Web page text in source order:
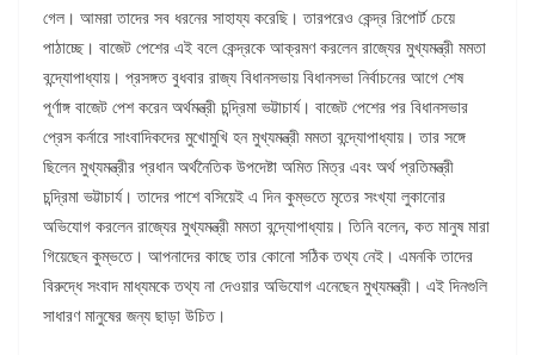
গেল। আমরা তাদের সব ধরনের সাহায্য করেছি। তারপরেও কেন্দ্র রিপোর্ট চেয়ে
পাঠাচ্ছে। বাজেট পেশের এই বলে কেন্দ্রকে আক্রমণ করলেন রাজ্যের মুখ্যমন্ত্রী মমতা
বন্দ্যোপাধ্যায়। প্রসঙ্গত বুধবার রাজ্য বিধানসভায় বিধানসভা নির্বাচনের আগে শেষ
পূর্ণাঙ্গ বাজেট পেশ করেন অর্থমন্ত্রী চন্দ্রিমা ভট্টাচার্য। বাজেট পেশের পর বিধানসভার
প্রেস কর্নারে সাংবাদিকদের মুখোমুখি হন মুখ্যমন্ত্রী মমতা বন্দ্যোপাধ্যায়। তার সঙ্গে
ছিলেন মুখ্যমন্ত্রীর প্রধান অর্থনৈতিক উপদেষ্টা অমিত মিত্র এবং অর্থ প্রতিমন্ত্রী
চন্দ্রিমা ভট্টাচার্য। তাদের পাশে বসিয়েই এ দিন কুম্ভতে মৃতের সংখ্যা লুকানোর
অভিযোগ করলেন রাজ্যের মুখ্যমন্ত্রী মমতা বন্দ্যোপাধ্যায়। তিনি বলেন, কত মানুষ মারা
গিয়েছেন কুম্ভতে। আপনাদের কাছে তার কোনো সঠিক তথ্য নেই। এমনকি তাদের
বিরুদ্ধে সংবাদ মাধ্যমকে তথ্য না দেওয়ার অভিযোগ এনেছেন মুখ্যমন্ত্রী। এই দিনগুলি
সাধারণ মানুষের জন্য ছাড়া উচিত।